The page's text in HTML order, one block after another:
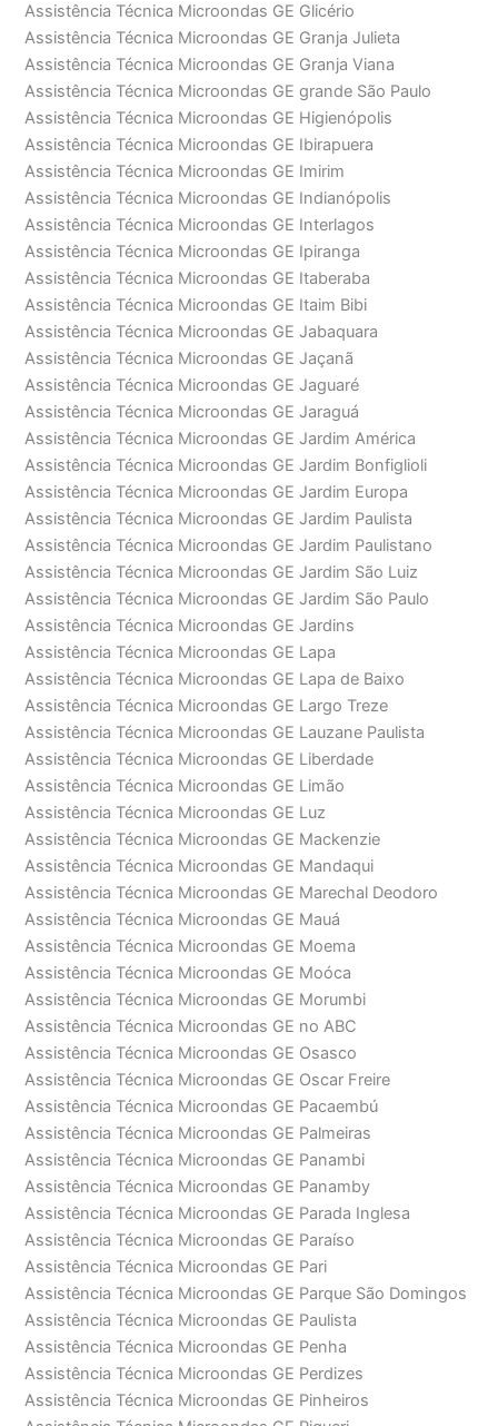
Assistência Técnica Microondas GE Glicério
Assistência Técnica Microondas GE Granja Julieta
Assistência Técnica Microondas GE Granja Viana
Assistência Técnica Microondas GE grande São Paulo
Assistência Técnica Microondas GE Higienópolis
Assistência Técnica Microondas GE Ibirapuera
Assistência Técnica Microondas GE Imirim
Assistência Técnica Microondas GE Indianópolis
Assistência Técnica Microondas GE Interlagos
Assistência Técnica Microondas GE Ipiranga
Assistência Técnica Microondas GE Itaberaba
Assistência Técnica Microondas GE Itaim Bibi
Assistência Técnica Microondas GE Jabaquara
Assistência Técnica Microondas GE Jaçanã
Assistência Técnica Microondas GE Jaguaré
Assistência Técnica Microondas GE Jaraguá
Assistência Técnica Microondas GE Jardim América
Assistência Técnica Microondas GE Jardim Bonfiglioli
Assistência Técnica Microondas GE Jardim Europa
Assistência Técnica Microondas GE Jardim Paulista
Assistência Técnica Microondas GE Jardim Paulistano
Assistência Técnica Microondas GE Jardim São Luiz
Assistência Técnica Microondas GE Jardim São Paulo
Assistência Técnica Microondas GE Jardins
Assistência Técnica Microondas GE Lapa
Assistência Técnica Microondas GE Lapa de Baixo
Assistência Técnica Microondas GE Largo Treze
Assistência Técnica Microondas GE Lauzane Paulista
Assistência Técnica Microondas GE Liberdade
Assistência Técnica Microondas GE Limão
Assistência Técnica Microondas GE Luz
Assistência Técnica Microondas GE Mackenzie
Assistência Técnica Microondas GE Mandaqui
Assistência Técnica Microondas GE Marechal Deodoro
Assistência Técnica Microondas GE Mauá
Assistência Técnica Microondas GE Moema
Assistência Técnica Microondas GE Moóca
Assistência Técnica Microondas GE Morumbi
Assistência Técnica Microondas GE no ABC
Assistência Técnica Microondas GE Osasco
Assistência Técnica Microondas GE Oscar Freire
Assistência Técnica Microondas GE Pacaembú
Assistência Técnica Microondas GE Palmeiras
Assistência Técnica Microondas GE Panambi
Assistência Técnica Microondas GE Panamby
Assistência Técnica Microondas GE Parada Inglesa
Assistência Técnica Microondas GE Paraíso
Assistência Técnica Microondas GE Pari
Assistência Técnica Microondas GE Parque São Domingos
Assistência Técnica Microondas GE Paulista
Assistência Técnica Microondas GE Penha
Assistência Técnica Microondas GE Perdizes
Assistência Técnica Microondas GE Pinheiros